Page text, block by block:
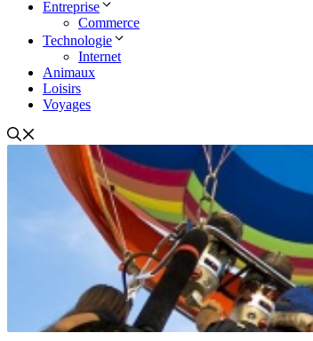
Entreprise
Commerce
Technologie
Internet
Animaux
Loisirs
Voyages